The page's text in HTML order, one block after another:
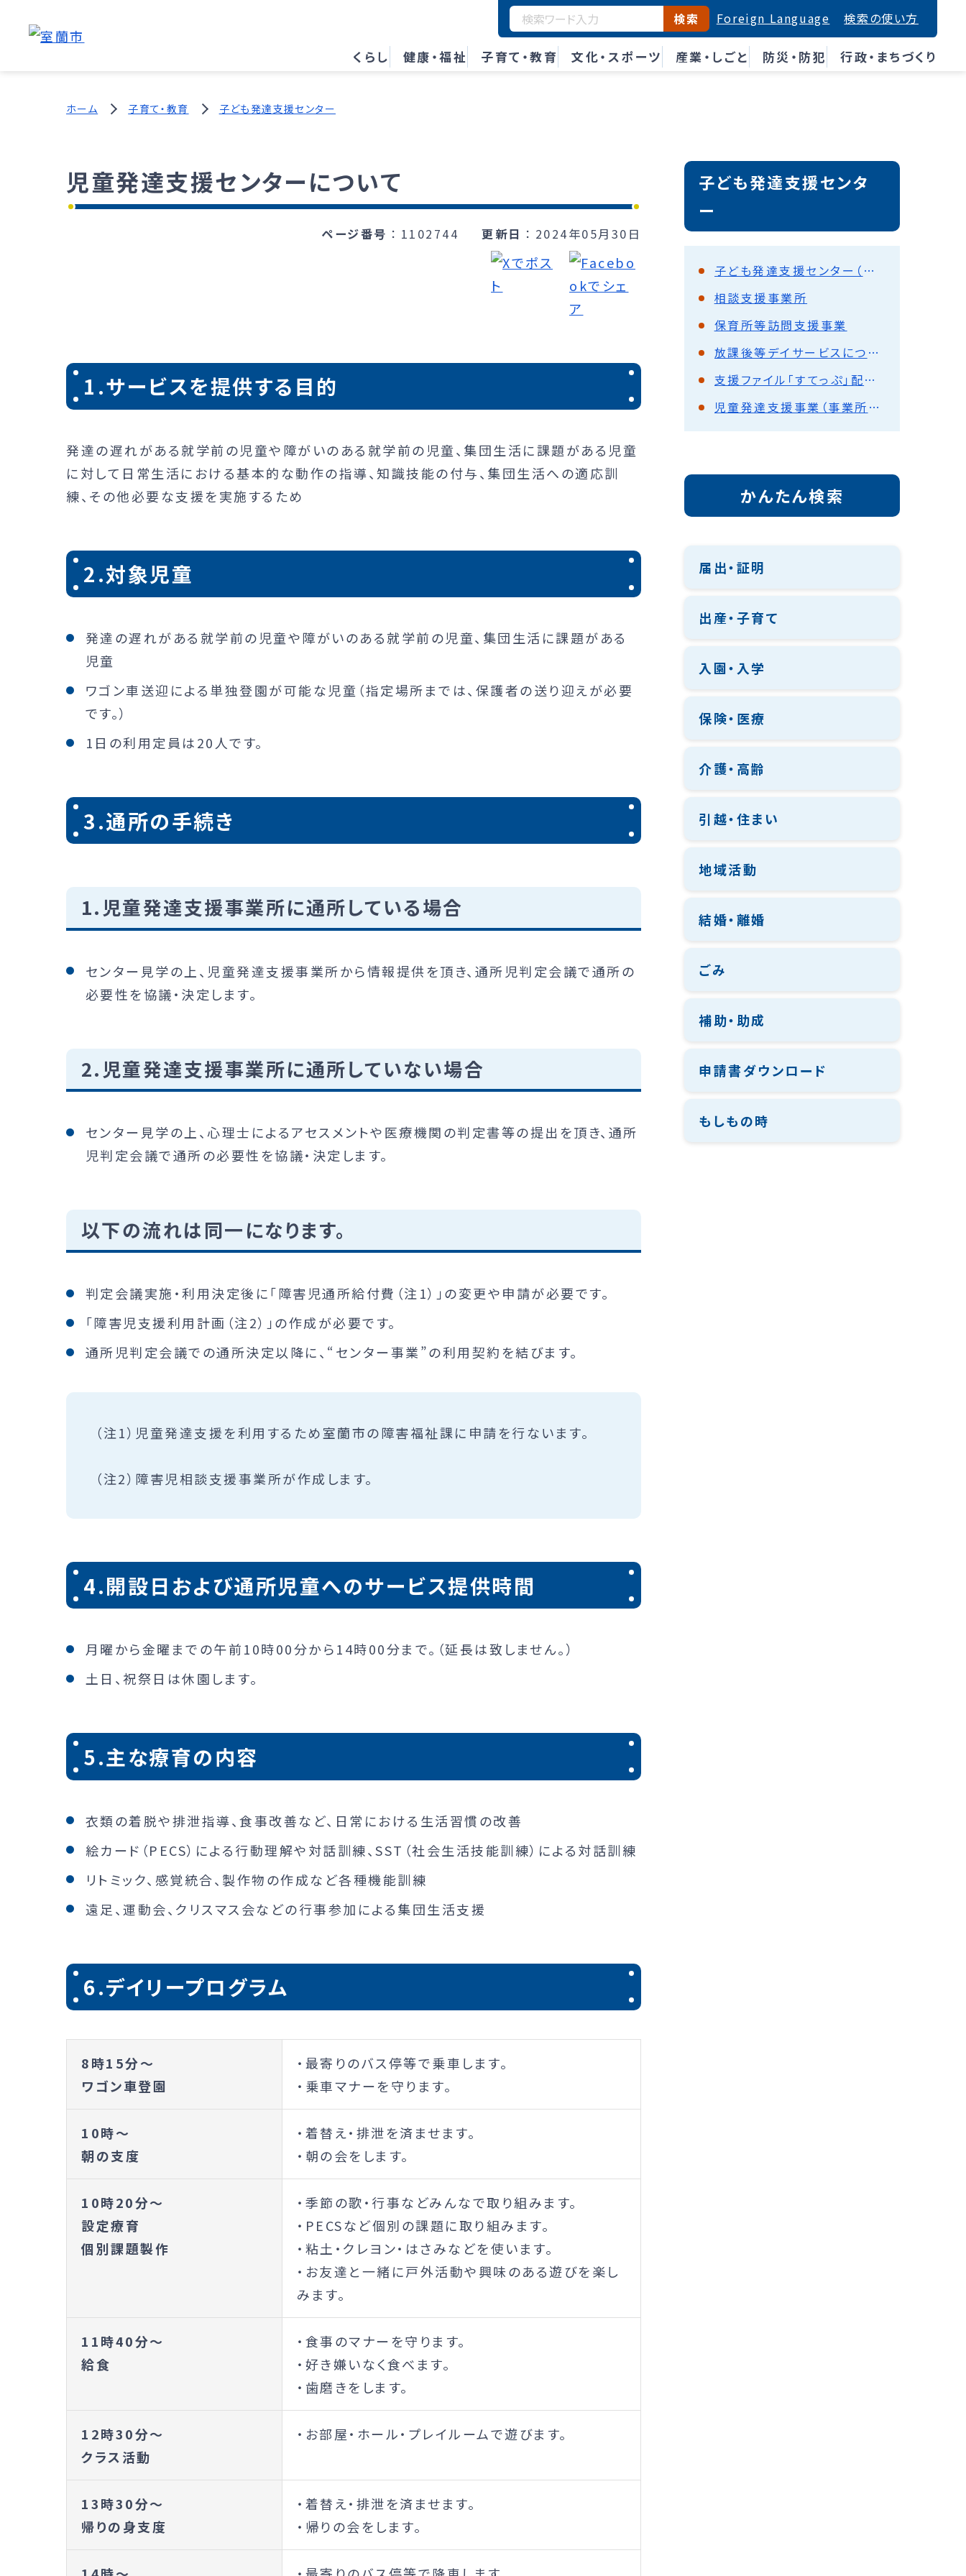
くらし 健康・福祉 子育て・教育 文化・スポーツ 産業・しごと 防災・防犯 行政・まちづくり
検索 Foreign Language 検索の使い方
ホーム 子育て・教育 子ども発達支援センター
児童発達支援センターについて
ページ番号 1102744 更新日 2024年05月30日
1.サービスを提供する目的
発達の遅れがある就学前の児童や障がいのある就学前の児童、集団生活に課題がある児童
に対して日常生活における基本的な動作の指導、知識技能の付与、集団生活への適応訓
練、その他必要な支援を実施するため
2.対象児童
発達の遅れがある就学前の児童や障がいのある就学前の児童、集団生活に課題がある
児童
ワゴン車送迎による単独登園が可能な児童（指定場所までは、保護者の送り迎えが必要
です。）
1日の利用定員は20人です。
3.通所の手続き
1.児童発達支援事業所に通所している場合
センター見学の上、児童発達支援事業所から情報提供を頂き、通所児判定会議で通所の
必要性を協議・決定します。
2.児童発達支援事業所に通所していない場合
センター見学の上、心理士によるアセスメントや医療機関の判定書等の提出を頂き、通所
児判定会議で通所の必要性を協議・決定します。
以下の流れは同一になります。
判定会議実施・利用決定後に「障害児通所給付費（注1）」の変更や申請が必要です。
「障害児支援利用計画（注2）」の作成が必要です。
通所児判定会議での通所決定以降に、“センター事業”の利用契約を結びます。
（注1）児童発達支援を利用するため室蘭市の障害福祉課に申請を行ないます。
（注2）障害児相談支援事業所が作成します。
4.開設日および通所児童へのサービス提供時間
月曜から金曜までの午前10時00分から14時00分まで。（延長は致しません。）
土日、祝祭日は休園します。
5.主な療育の内容
衣類の着脱や排泄指導、食事改善など、日常における生活習慣の改善
絵カード（PECS）による行動理解や対話訓練、SST（社会生活技能訓練）による対話訓練
リトミック、感覚統合、製作物の作成など各種機能訓練
遠足、運動会、クリスマス会などの行事参加による集団生活支援
6.デイリープログラム
8時15分～
ワゴン車登園
・最寄りのバス停等で乗車します。
・乗車マナーを守ります。
10時～
朝の支度
・着替え・排泄を済ませます。
・朝の会をします。
10時20分～
設定療育
個別課題製作
・季節の歌・行事などみんなで取り組みます。
・PECSなど個別の課題に取り組みます。
・粘土・クレヨン・はさみなどを使います。
・お友達と一緒に戸外活動や興味のある遊びを楽し
みます。
11時40分～
給食
・食事のマナーを守ります。
・好き嫌いなく食べます。
・歯磨きをします。
12時30分～
クラス活動
・お部屋・ホール・プレイルームで遊びます。
13時30分～
帰りの身支度
・着替え・排泄を済ませます。
・帰りの会をします。
子ども発達支援センタ
ー
子ども発達支援センター（あいくる）について
相談支援事業所
保育所等訪問支援事業
放課後等デイサービスについて
支援ファイル「すてっぷ」配布事業
児童発達支援事業（事業所）について
かんたん検索
届出・証明
出産・子育て
入園・入学
保険・医療
介護・高齢
引越・住まい
地域活動
結婚・離婚
ごみ
補助・助成
申請書ダウンロード
もしもの時